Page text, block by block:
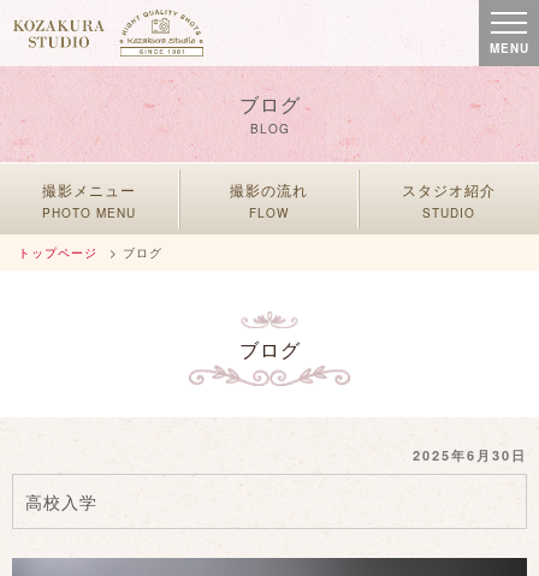
MENU
ブログ
BLOG
撮影メニュー
PHOTO MENU
撮影の流れ
FLOW
スタジオ紹介
STUDIO
トップページ > ブログ
ブログ
投
2025年6月30日
高校入学